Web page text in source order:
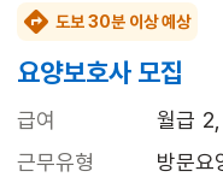
도보 30분 이상 예상
요양보호사 모집
급여
월급
근무유형
방문요